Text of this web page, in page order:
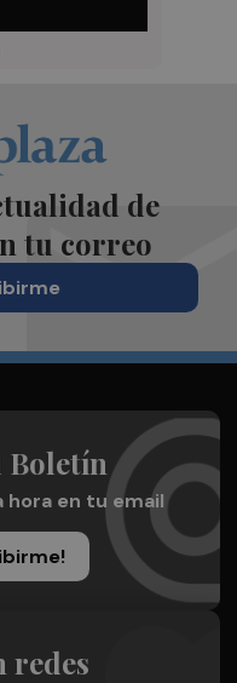
de
tu correo
Boletín
hora en tu email
redes